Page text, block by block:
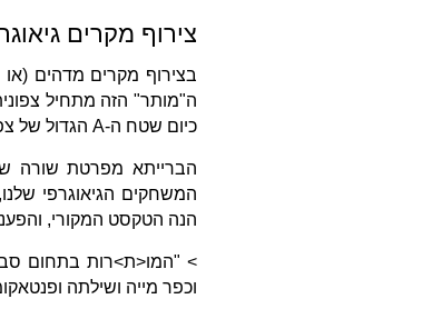
צירוף מקרים
בצירוף מקרים מדהים
ה"מותר" הזה מתחיל
כיום שטח ה-A הגדול של צפון השומרון, שבו אין כיום יישובים יהודיים.
הברייתא מפרטת שורה
המשחקים הגיאוגרפי
הנה הטקסט המקורי,
> "המו<ת>רות בתחום
וכפר מייה ושילתה